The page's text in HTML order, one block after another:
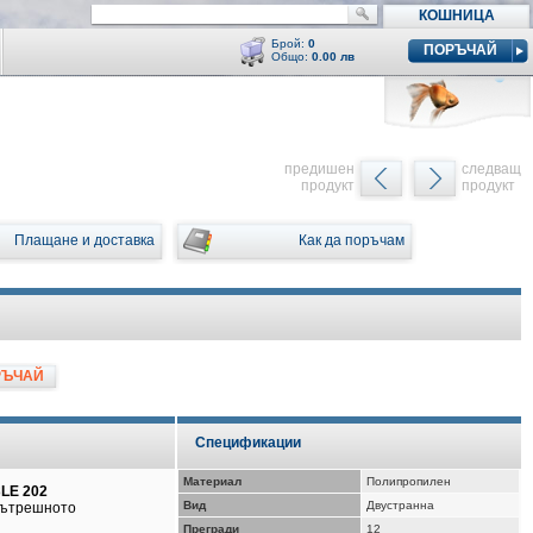
КОШНИЦА
Брой: 0
Общо: 0.00 лв ПОРЪЧАЙ
Кошницата е празна
следващ
продукт
предишен
продукт
Плащане и доставка Как да поръчам
202
Спецификации
Материал
Полипропилен
Вид
Двустранна
Прегради
12